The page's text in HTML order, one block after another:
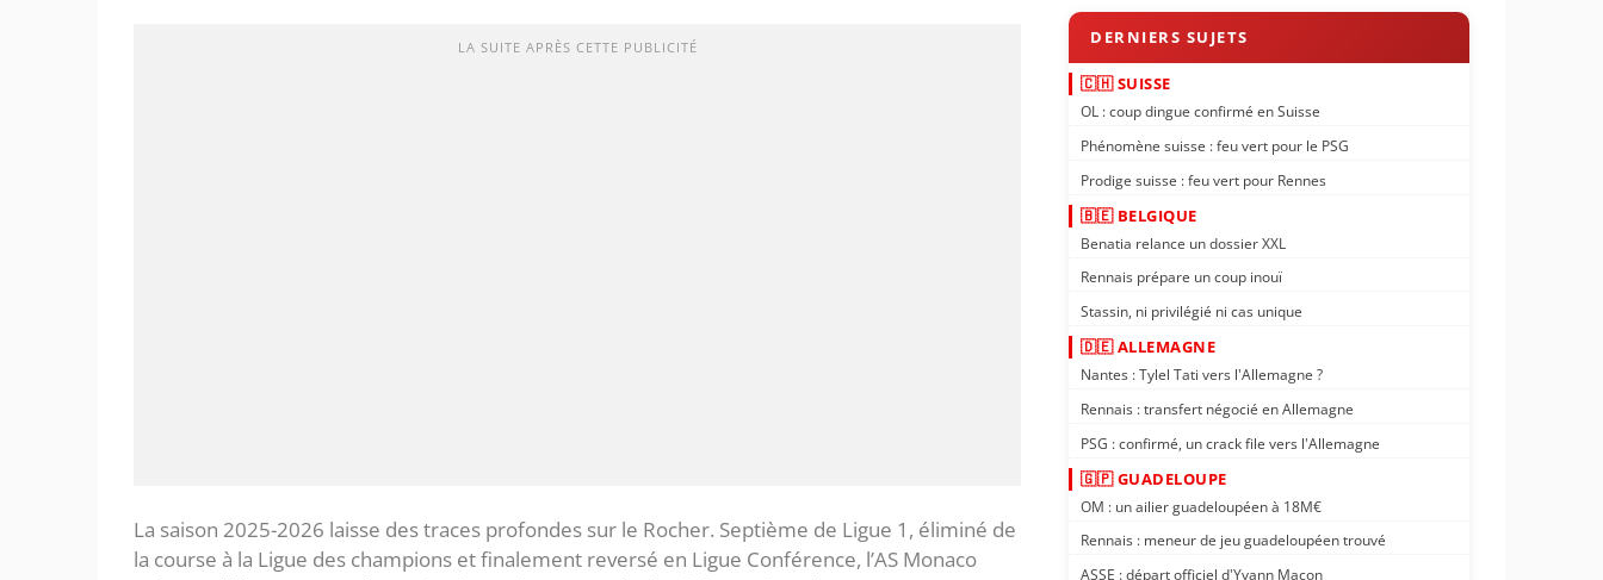
LA SUITE APRÈS CETTE PUBLICITÉ
La saison 2025-2026 laisse des traces profondes sur le Rocher. Septième de Ligue 1, éliminé de
la course à la Ligue des champions et finalement reversé en Ligue Conférence, l’AS Monaco
🇨🇭 SUISSE
OL : coup dingue confirmé en Suisse
Phénomène suisse : feu vert pour le PSG
Prodige suisse : feu vert pour Rennes
🇧🇪 BELGIQUE
Benatia relance un dossier XXL
Rennais prépare un coup inouï
Stassin, ni privilégié ni cas unique
🇩🇪 ALLEMAGNE
Nantes : Tylel Tati vers l'Allemagne ?
Rennais : transfert négocié en Allemagne
PSG : confirmé, un crack file vers l'Allemagne
🇬🇵 GUADELOUPE
OM : un ailier guadeloupéen à 18M€
Rennais : meneur de jeu guadeloupéen trouvé
ASSE : départ officiel d'Yvann Maçon